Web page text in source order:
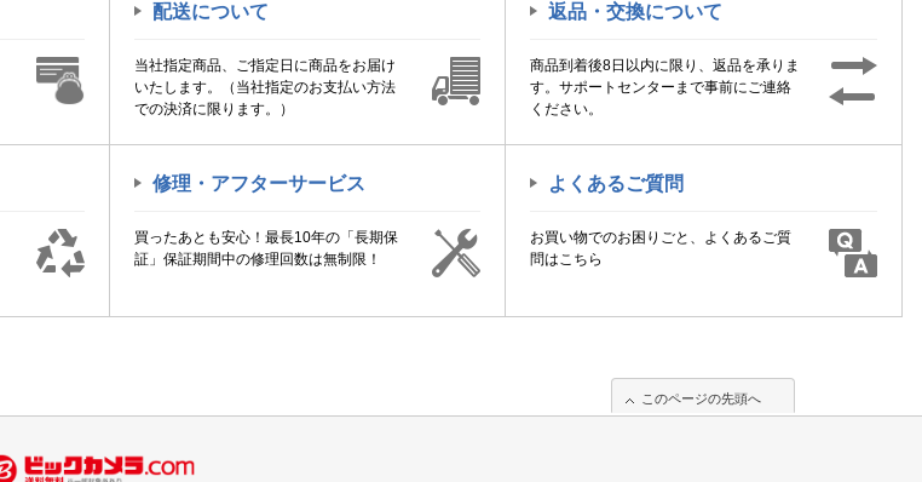
配送について
当社指定商品、ご指定日に商品をお届け
いたします。（当社指定のお支払い方法
での決済に限ります。）
返品・交換について
商品到着後8日以内に限り、返品を承りま
す。サポートセンターまで事前にご連絡
ください。
修理・アフターサービス
買ったあとも安心！最長10年の「長期保
証」保証期間中の修理回数は無制限！
よくあるご質問
お買い物でのお困りごと、よくあるご質
問はこちら
このページの先頭へ